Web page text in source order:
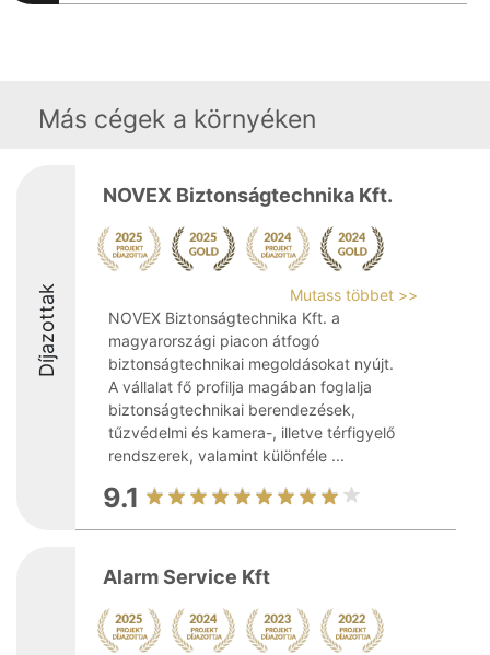
Más cégek a környéken
Díjazottak
NOVEX Biztonságtechnika Kft.
Mutass többet >>
NOVEX Biztonságtechnika Kft. a
magyarországi piacon átfogó
biztonságtechnikai megoldásokat nyújt.
A vállalat fő profilja magában foglalja
biztonságtechnikai berendezések,
tűzvédelmi és kamera-, illetve térfigyelő
rendszerek, valamint különféle ...
9.1
Alarm Service Kft